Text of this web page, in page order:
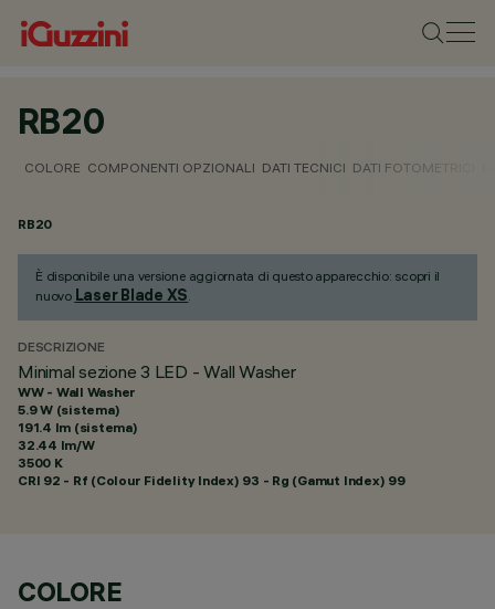
RB20
COLORE COMPONENTI OPZIONALI DATI TECNICI DATI FOTOMETRICI
RB20
È disponibile una versione aggiornata di questo apparecchio: scopri il
nuovo Laser Blade XS.
DESCRIZIONE
Minimal sezione 3 LED - Wall Washer
WW - Wall Washer
5.9 W (sistema)
191.4 lm (sistema)
32.44 lm/W
3500 K
CRI 92 - Rf (Colour Fidelity Index) 93 - Rg (Gamut Index) 99
COLORE